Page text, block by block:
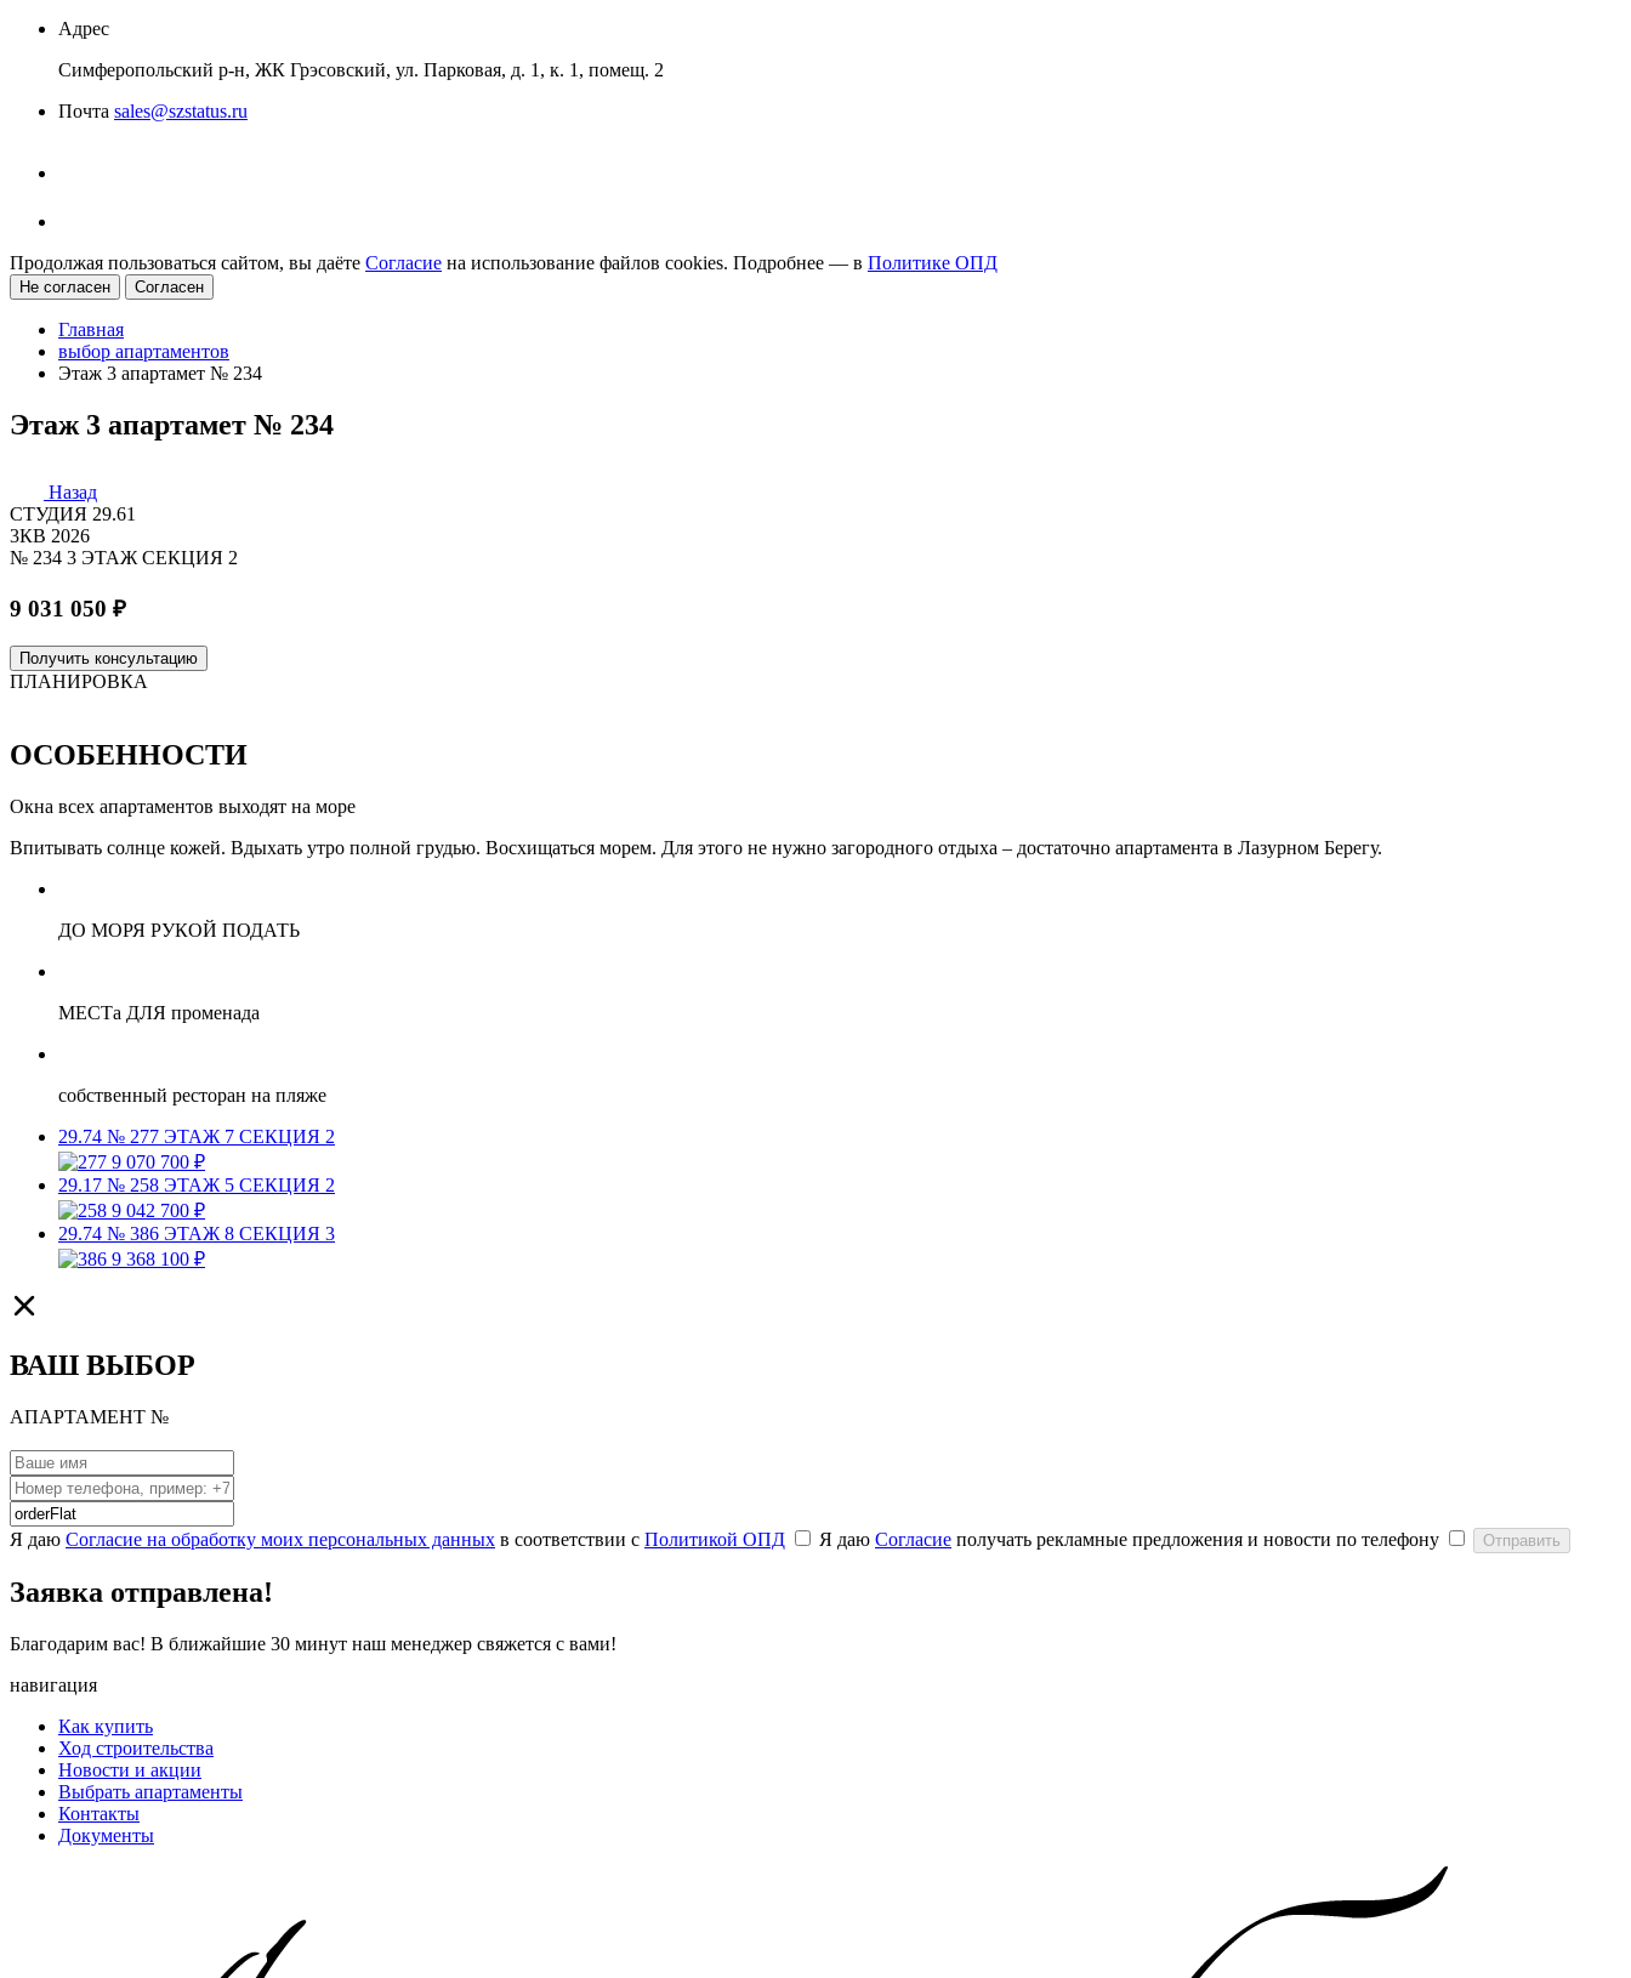
Адрес
Симферопольский р-н, ЖК Грэсовский, ул. Парковая, д. 1, к. 1, помещ. 2
Почта sales@szstatus.ru
Продолжая пользоваться сайтом, вы даёте Согласие на использование файлов cookies. Подробнее — в Политике ОПД
Не согласен Согласен
Главная
выбор апартаментов
Этаж 3 апартамет № 234
Этаж 3 апартамет № 234
Назад
СТУДИЯ 29.61
3КВ 2026
№ 234 3 ЭТАЖ СЕКЦИЯ 2
9 031 050 ₽
Получить консультацию
ПЛАНИРОВКА
ОСОБЕННОСТИ
Окна всех апартаментов выходят на море
Впитывать солнце кожей. Вдыхать утро полной грудью. Восхищаться морем. Для этого не нужно загородного отдыха – достаточно апартамента в Лазурном Берегу.
ДО МОРЯ РУКОЙ ПОДАТЬ
МЕСТа ДЛЯ променада
собственный ресторан на пляже
29.74 № 277 ЭТАЖ 7 СЕКЦИЯ 2
9 070 700 ₽
29.17 № 258 ЭТАЖ 5 СЕКЦИЯ 2
9 042 700 ₽
29.74 № 386 ЭТАЖ 8 СЕКЦИЯ 3
9 368 100 ₽
ВАШ ВЫБОР
АПАРТАМЕНТ №
Я даю Согласие на обработку моих персональных данных в соответствии с Политикой ОПД Я даю Согласие получать рекламные предложения и новости по телефону Отправить
Заявка отправлена!
Благодарим вас! В ближайшие 30 минут наш менеджер свяжется с вами!
навигация
Как купить
Ход строительства
Новости и акции
Выбрать апартаменты
Контакты
Документы